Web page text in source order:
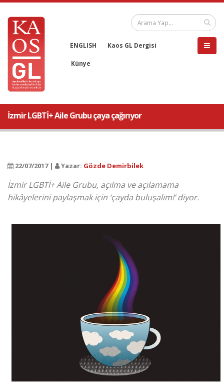
ENGLISH Kaos GL Dergisi
Künye
İzmir LGBTİ+ Aile Grubu çaya çağırıyor
22/07/2017 | Yazar: Gözde Demirbilek
İzmir LGBTİ+ Aile Grubu, açılma ve açılamama
hikâyelerini paylaşmak için ‘çayda buluşalım!’ diyor.